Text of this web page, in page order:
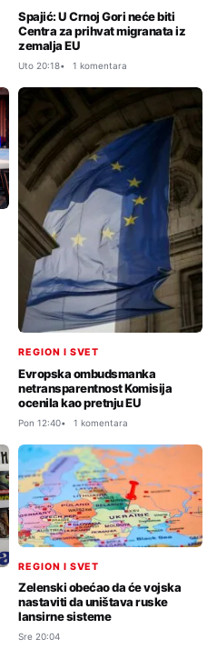
Spajić: U Crnoj Gori neće biti
Centra za prihvat migranata iz
zemalja EU
Uto 20:18 1 komentara
REGION I SVET
Evropska ombudsmanka
netransparentnost Komisija
ocenila kao pretnju EU
Pon 12:40 1 komentara
REGION I SVET
Zelenski obećao da će vojska
nastaviti da uništava ruske
lansirne sisteme
Sre 20:04